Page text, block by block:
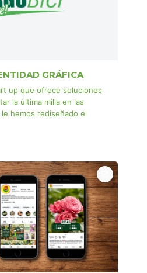
GRÁFICA
up que ofrece soluciones
la última milla en las
hemos rediseñado el